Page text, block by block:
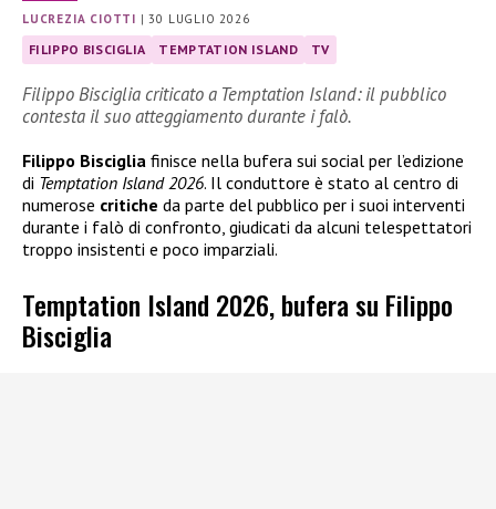
LUCREZIA CIOTTI |30 LUGLIO 2026
FILIPPO BISCIGLIA TEMPTATION ISLAND TV
Filippo Bisciglia criticato a Temptation Island: il pubblico
contesta il suo atteggiamento durante i falò.
Filippo Bisciglia finisce nella bufera sui social per l’edizione
di Temptation Island 2026. Il conduttore è stato al centro di
numerose critiche da parte del pubblico per i suoi interventi
durante i falò di confronto, giudicati da alcuni telespettatori
troppo insistenti e poco imparziali.
Temptation Island 2026, bufera su Filippo
Bisciglia